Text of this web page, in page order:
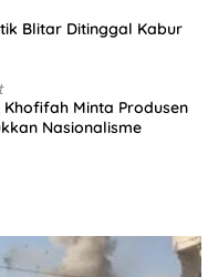
Blitar Ditinggal Kabur
Minta Produsen
Nasionalisme